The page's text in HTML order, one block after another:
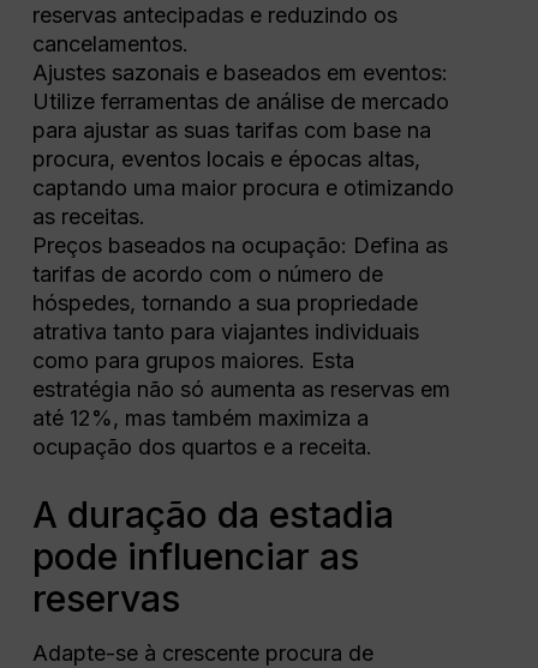
reservas antecipadas e reduzindo os
cancelamentos.
Ajustes sazonais e baseados em eventos:
Utilize ferramentas de análise de mercado
para ajustar as suas tarifas com base na
procura, eventos locais e épocas altas,
captando uma maior procura e otimizando
as receitas.
Preços baseados na ocupação: Defina as
tarifas de acordo com o número de
hóspedes, tornando a sua propriedade
atrativa tanto para viajantes individuais
como para grupos maiores. Esta
estratégia não só aumenta as reservas em
até 12%, mas também maximiza a
ocupação dos quartos e a receita.
A duração da estadia
pode influenciar as
reservas
Adapte-se à crescente procura de